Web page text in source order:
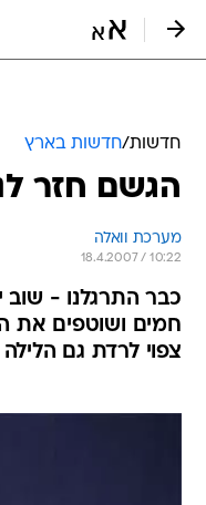
חדשות/חדשות בארץ
הגשם חזר
מערכת וואלה
18.4.2007 / 10:22
כבר התרגלנו - שוב
חמים ושוטפים את
צפוי לרדת גם